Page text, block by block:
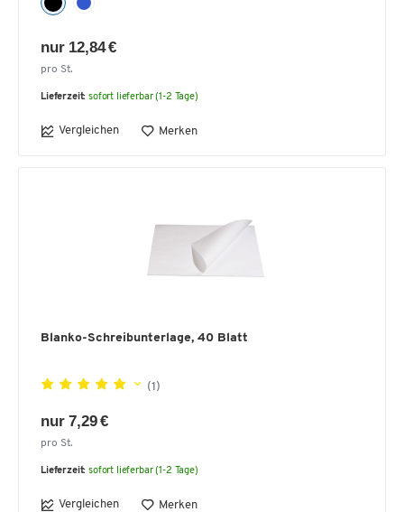
nur 12,84 €
pro St.
Lieferzeit: sofort lieferbar (1-2 Tage)
Vergleichen Merken
Blanko-Schreibunterlage, 40 Blatt
(1)
nur 7,29 €
pro St.
Lieferzeit: sofort lieferbar (1-2 Tage)
Vergleichen Merken